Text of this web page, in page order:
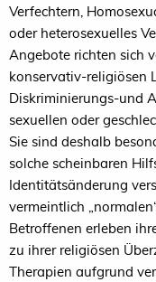
Verfechtern,
oder heterosexuelles
Angebote richten sich
konservativ-religiösen
Diskriminierungs-und
sexuellen oder
Sie sind deshalb
solche scheinbaren
Identitätsänderung
vermeintlich
Betroffenen erleben
zu ihrer religiösen
Therapien aufgrund